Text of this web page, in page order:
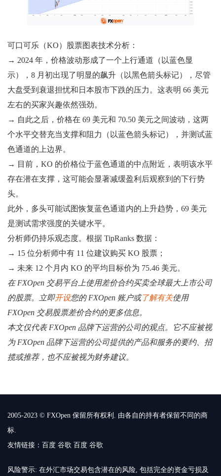
可口可乐（KO）股票图表技术分析：
→ 2024 年，价格波动形成了一个上行通道（以蓝色显
示），8 月初出现了明显的飙升（以黑色箭头标记），尽管
大盘受到衰退担忧和日本股市下跌的压力。这表明 66 美元
左右的买家兴趣依然强劲。
→ 自此之后，价格在 69 美元和 70.50 美元之间波动，这两
个水平交替充当支撑和阻力（以蓝色箭头标记），并测试蓝
色通道的上边界。
→ 目前，KO 的价格位于蓝色通道的中点附近，表明该水平
存在潜在支撑，这可能会显著减缓盈利后观察到的下行势
头。
此外，多头可能试图恢复蓝色通道内的上升趋势，69 美元
是测试需求强度的关键水平。
分析师仍持乐观态度。根据 TipRanks 数据：
→ 15 位分析师中有 11 位建议购买 KO 股票；
→ 未来 12 个月内 KO 的平均目标价为 75.46 美元。
在 FXOpen 交易平台上使用差价合约买卖全球最大上市公司
的股票。立即开设您的 FXOpen 账户或了解有关使用
FXOpen 交易股票差价合约的更多信息。
本文仅代表 FXOpen 品牌下运营的公司的观点。它不应被视
为 FXOpen 品牌下运营的公司提供的产品和服务的要约、招
揽或推荐，也不应被视为财务建议。
2005-2023 © FXOpen 保留所有权利. 由各自的持有者保留不同的商
标.
友情链接： 百度 谷歌 百度 谷歌
风险警示: 在外汇市场交易包含潜在的风险, 包括完全的资金亏损及